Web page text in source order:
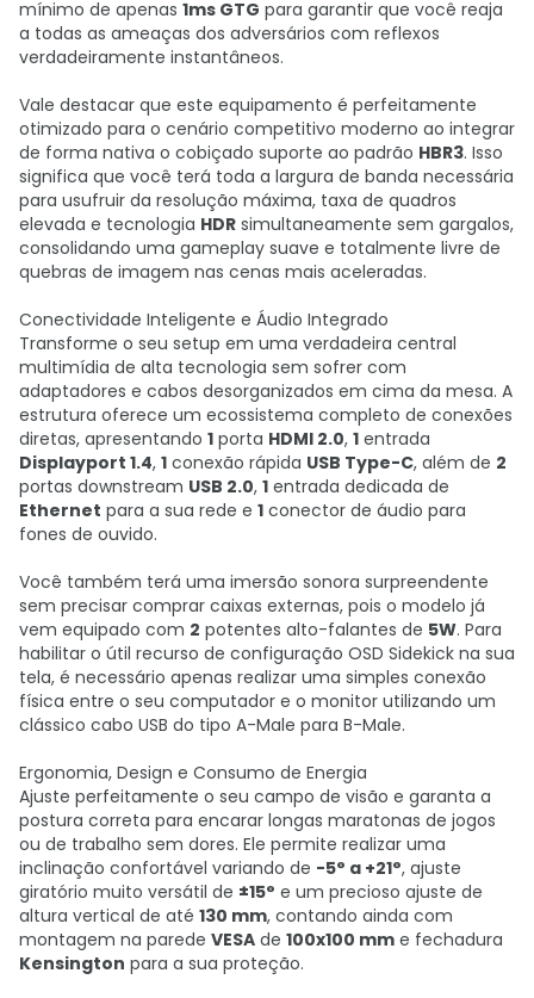
mínimo de apenas 1ms GTG para garantir que você reaja
a todas as ameaças dos adversários com reflexos
verdadeiramente instantâneos.
Vale destacar que este equipamento é perfeitamente
otimizado para o cenário competitivo moderno ao integrar
de forma nativa o cobiçado suporte ao padrão HBR3. Isso
significa que você terá toda a largura de banda necessária
para usufruir da resolução máxima, taxa de quadros
elevada e tecnologia HDR simultaneamente sem gargalos,
consolidando uma gameplay suave e totalmente livre de
quebras de imagem nas cenas mais aceleradas.
Conectividade Inteligente e Áudio Integrado
Transforme o seu setup em uma verdadeira central
multimídia de alta tecnologia sem sofrer com
adaptadores e cabos desorganizados em cima da mesa. A
estrutura oferece um ecossistema completo de conexões
diretas, apresentando 1 porta HDMI 2.0, 1 entrada
Displayport 1.4, 1 conexão rápida USB Type-C, além de 2
portas downstream USB 2.0, 1 entrada dedicada de
Ethernet para a sua rede e 1 conector de áudio para
fones de ouvido.
Você também terá uma imersão sonora surpreendente
sem precisar comprar caixas externas, pois o modelo já
vem equipado com 2 potentes alto-falantes de 5W. Para
habilitar o útil recurso de configuração OSD Sidekick na sua
tela, é necessário apenas realizar uma simples conexão
física entre o seu computador e o monitor utilizando um
clássico cabo USB do tipo A-Male para B-Male.
Ergonomia, Design e Consumo de Energia
Ajuste perfeitamente o seu campo de visão e garanta a
postura correta para encarar longas maratonas de jogos
ou de trabalho sem dores. Ele permite realizar uma
inclinação confortável variando de -5° a +21°, ajuste
giratório muito versátil de ±15° e um precioso ajuste de
altura vertical de até 130 mm, contando ainda com
montagem na parede VESA de 100x100 mm e fechadura
Kensington para a sua proteção.